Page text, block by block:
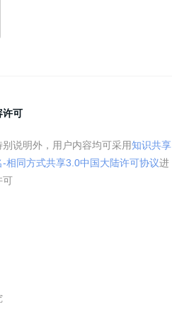
许可
别说明外，用户内容均可采用知识共享
-相同方式共享3.0中国大陆许可协议进
可